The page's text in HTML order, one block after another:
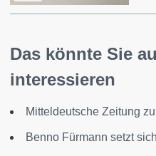
Das könnte Sie
interessieren
Mitteldeutsche Zeitung
Benno Fürmann setzt